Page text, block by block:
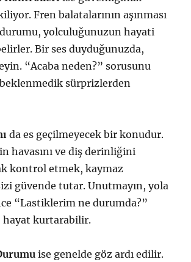
Fren balatalarının aşınması
yolculuğunuzun hayati
Bir ses duyduğunuzda,
“Acaba neden?” sorusunu
sürprizlerden
da es geçilmeyecek bir konudur.
havasını ve diş derinliğini
kontrol etmek, kaymaz
güvende tutar. Unutmayın, yola
“Lastiklerim ne durumda?”
hayat kurtarabilir.
ise genelde göz ardı edilir.